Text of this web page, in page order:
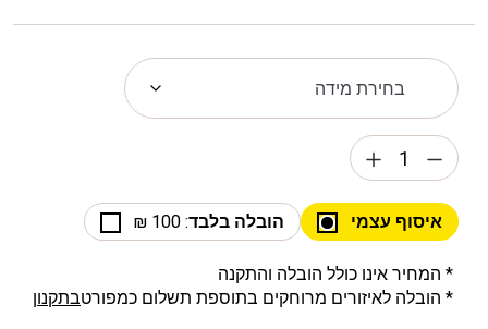
איסוף עצמי הובלה בלבד: 100 ₪
* המחיר אינו כולל הובלה והתקנה
* הובלה לאיזורים מרוחקים בתוספת תשלום כמפורטבתקנון